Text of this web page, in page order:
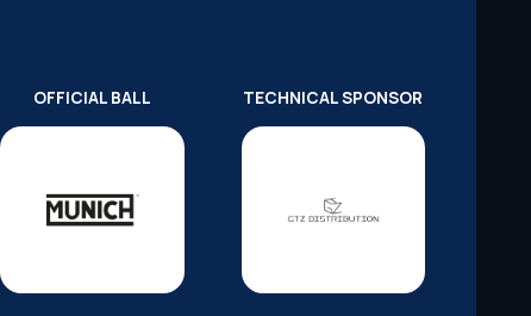
OFFICIAL BALL TECHNICAL SPONSOR